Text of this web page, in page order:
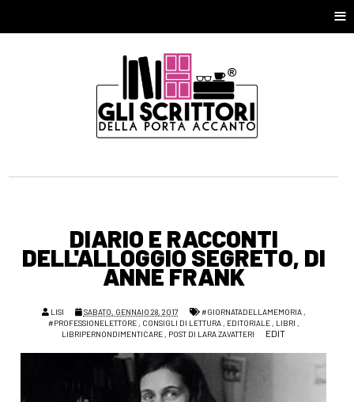
≡
DIARIO E RACCONTI
DELL'ALLOGGIO SEGRETO, DI
ANNE FRANK
LISI SABATO, GENNAIO 28, 2017 #GIORNATADELLAMEMORIA,
#PROFESSIONELETTORE, CONSIGLI DI LETTURA, EDITORIALE, LIBRI ,
LIBRIPERNONDIMENTICARE , POST DI LARA ZAVATTERI EDIT